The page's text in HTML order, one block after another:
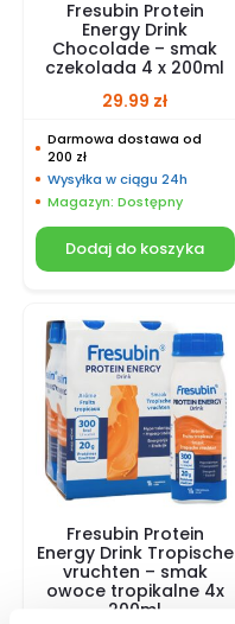
Fresubin Protein
Energy Drink
Chocolade – smak
czekolada 4 x 200ml
29.99 zł
Darmowa dostawa od
200 zł
Wysyłka w ciągu 24h
Magazyn: Dostępny
Dodaj do koszyka
Fresubin Protein
Energy Drink Tropische
vruchten – smak
owoce tropikalne 4x
200ml